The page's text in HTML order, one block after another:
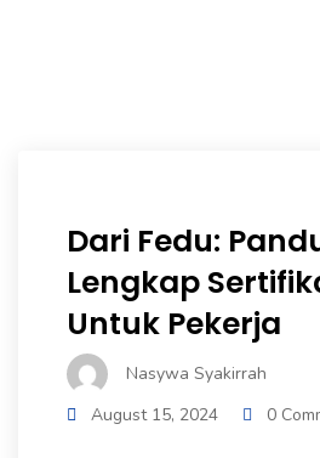
Dari Fedu:
Lengkap
Untuk Pekerja
Nasywa Syakirrah
August 15, 2024
0